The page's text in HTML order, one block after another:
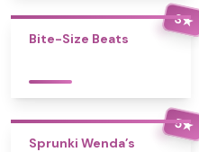
3★
Bite-Size Beats
5★
Sprunki Wenda’s